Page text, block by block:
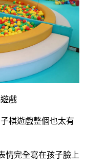
戲
棋遊戲整個也太有
情完全寫在孩子臉上